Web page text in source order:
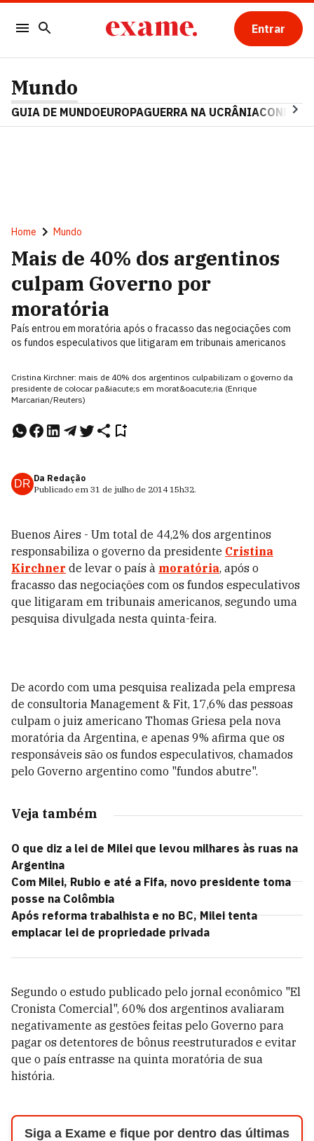
Entrar
Mundo
GUIA DE MUNDOEUROPAGUERRA NA UCRÂNIA
Home Mundo
Mais de 40% dos argentinos
culpam Governo por
moratória
País entrou em moratória após o fracasso das negociações com
os fundos especulativos que litigaram em tribunais americanos
Cristina Kirchner: mais de 40% dos argentinos culpabilizam o governo da
presidente de colocar pa&iacute;s em morat&oacute;ria (Enrique
Marcarian/Reuters)
DR Da Redação
Publicado em 31 de julho de 2014 15h32.
Buenos Aires - Um total de 44,2% dos argentinos
responsabiliza o governo da presidente Cristina
Kirchner de levar o país à moratória, após o
fracasso das negociações com os fundos especulativos
que litigaram em tribunais americanos, segundo uma
pesquisa divulgada nesta quinta-feira.
De acordo com uma pesquisa realizada pela empresa
de consultoria Management & Fit, 17,6% das pessoas
culpam o juiz americano Thomas Griesa pela nova
moratória da Argentina, e apenas 9% afirma que os
responsáveis são os fundos especulativos, chamados
pelo Governo argentino como "fundos abutre".
Veja também
O que diz a lei de Milei que levou milhares às ruas na
Argentina
Com Milei, Rubio e até a Fifa, novo presidente toma
posse na Colômbia
Após reforma trabalhista e no BC, Milei tenta
emplacar lei de propriedade privada
Segundo o estudo publicado pelo jornal econômico "El
Cronista Comercial", 60% dos argentinos avaliaram
negativamente as gestões feitas pelo Governo para
pagar os detentores de bônus reestruturados e evitar
que o país entrasse na quinta moratória de sua
história.
Siga a Exame e fique por dentro das últimas